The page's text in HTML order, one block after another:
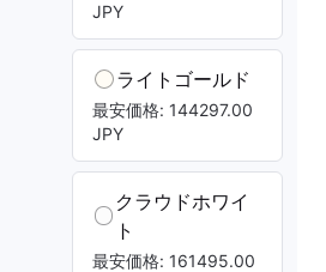
JPY
ライトゴールド
最安価格: 144297.00
JPY
クラウドホワイ
ト
最安価格: 161495.00